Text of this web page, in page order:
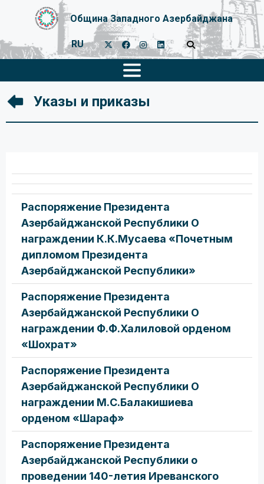
Община Западного Азербайджана
RU
Указы и приказы
Распоряжение Президента
Азербайджанской Республики О
награждении К.К.Мусаева «Почетным
дипломом Президента
Азербайджанской Республики»
Распоряжение Президента
Азербайджанской Республики О
награждении Ф.Ф.Халиловой орденом
«Шохрат»
Распоряжение Президента
Азербайджанской Республики О
награждении М.С.Балакишиева
орденом «Шараф»
Распоряжение Президента
Азербайджанской Республики о
проведении 140-летия Иреванского